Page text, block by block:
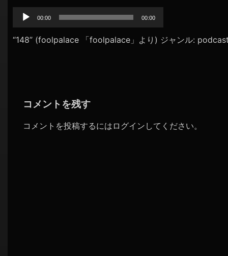
ー
シ
ョ
声
レ
ー
00:00 00:00
“148” (foolpalace 「foolpalace」より) ジャンル:
コメントを残す
コメントを投稿するには ログイン してください。